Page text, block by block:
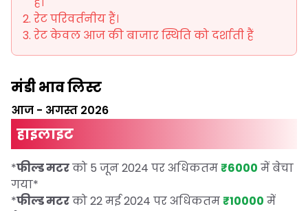
रेट परिवर्तनीय हैं।
रेट केवल आज की बाजार स्थिति को दर्शाती हैं
मंडी भाव लिस्ट
आज - अगस्त 2026
हाइलाइट
*फील्ड मटरको 5 जून 2024 पर अधिकतम ₹6000 में बेचा
गया*
*फील्ड मटरको 22 मई 2024 पर अधिकतम ₹10000 में